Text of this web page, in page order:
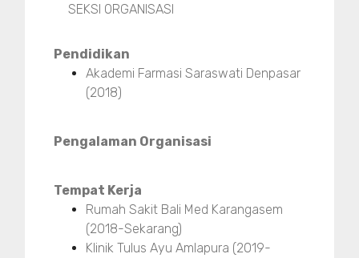
SEKSI ORGANISASI
Pendidikan
Akademi Farmasi Saraswati Denpasar
(2018)
Pengalaman Organisasi
Tempat Kerja
Rumah Sakit Bali Med Karangasem
(2018-Sekarang)
Klinik Tulus Ayu Amlapura (2019-